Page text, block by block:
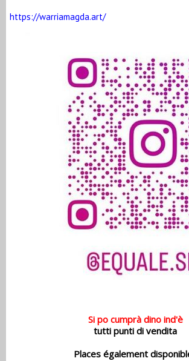
https://warriamagda.art/
Si po cumprà dino ind'è
tutti punti di vendita
Places également